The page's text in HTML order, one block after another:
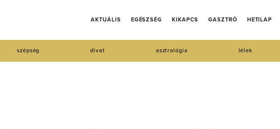
AKTUÁLIS EGÉSZSÉG KIKAPCS GASZTRÓ HETILAP
szépség divat asztrológia lélek